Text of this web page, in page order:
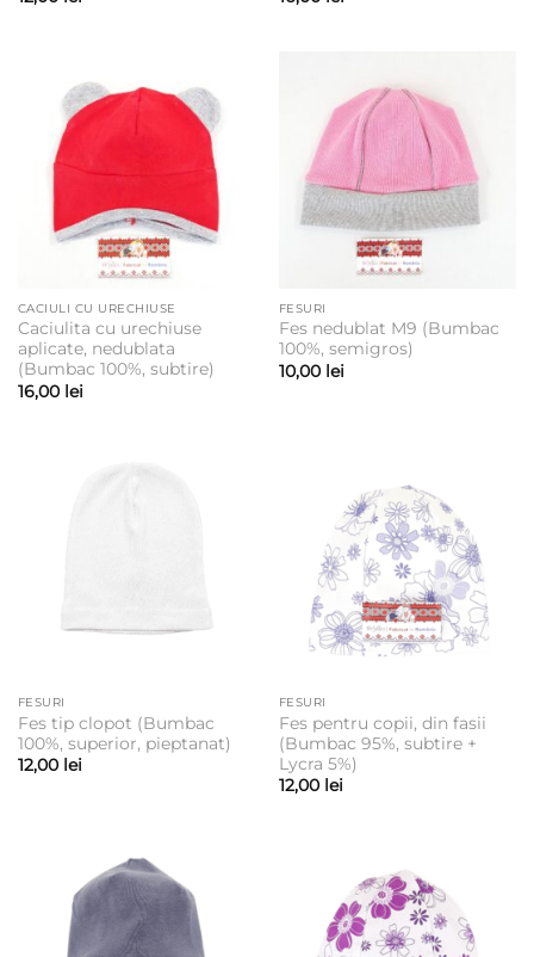
CACIULI CU URECHIUSE
Caciulita cu urechiuse
aplicate, nedublata
(Bumbac 100%, subtire)
16,00 lei
FESURI
Fes nedublat M9 (Bumbac
100%, semigros)
10,00 lei
FESURI
Fes tip clopot (Bumbac
100%, superior, pieptanat)
12,00 lei
FESURI
Fes pentru copii, din fasii
(Bumbac 95%, subtire +
Lycra 5%)
12,00 lei